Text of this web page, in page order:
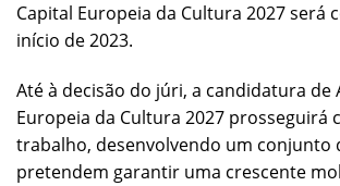
Capital Europeia da Cultura 2027 será
início de 2023.
Até à decisão do júri, a candidatura de
Europeia da Cultura 2027 prosseguirá
trabalho, desenvolvendo um conjunto
pretendem garantir uma crescente